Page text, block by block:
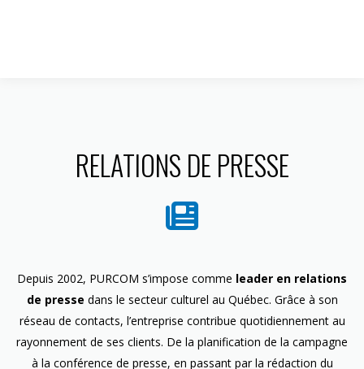
RELATIONS DE PRESSE
Depuis 2002, PURCOM s’impose comme leader en relations
de presse dans le secteur culturel au Québec. Grâce à son
réseau de contacts, l’entreprise contribue quotidiennement au
rayonnement de ses clients. De la planification de la campagne
à la conférence de presse, en passant par la rédaction du